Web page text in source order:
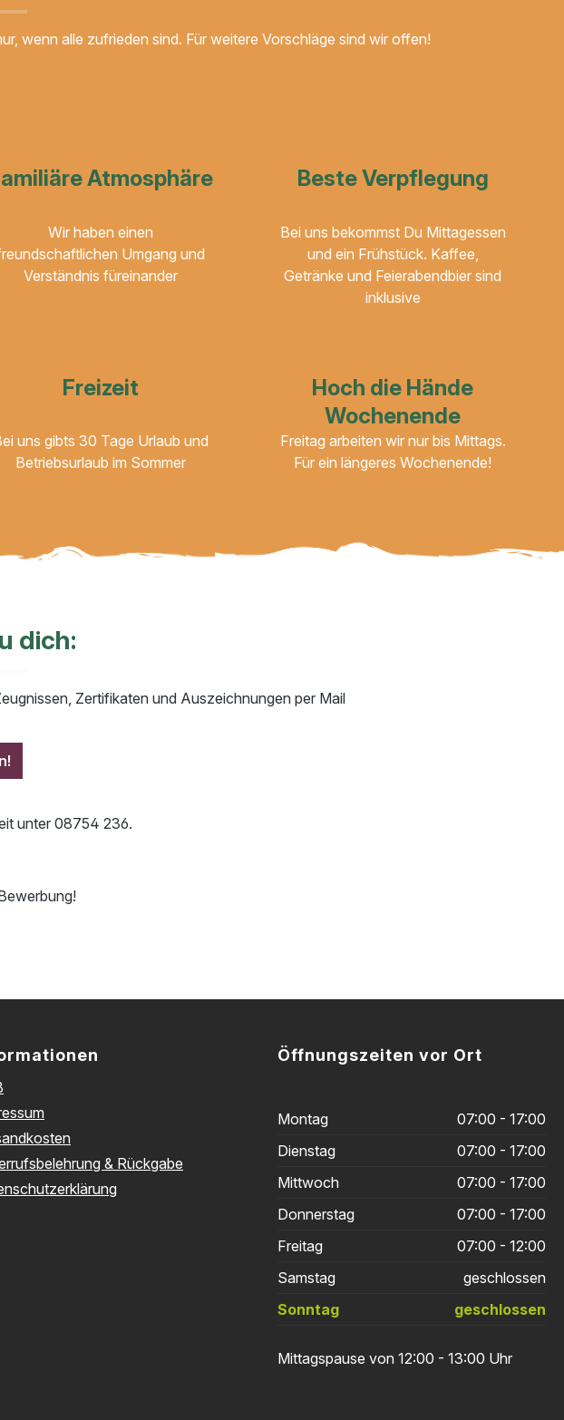
wenn alle zufrieden sind. Für weitere Vorschläge sind wir offen!
Atmosphäre
Wir haben einen
Umgang und
Verständnis füreinander
Beste Verpflegung
Bei uns bekommst Du Mittagessen
und ein Frühstück. Kaffee,
Getränke und Feierabendbier sind
inklusive
Freizeit
uns gibts 30 Tage Urlaub und
Betriebsurlaub im Sommer
Hoch die Hände
Wochenende
Freitag arbeiten wir nur bis Mittags.
Für ein längeres Wochenende!
dich:
Zertifikaten und Auszeichnungen per Mail
unter 08754 236.
& Rückgabe
Öffnungszeiten vor Ort
Montag
07:00 - 17:00
Dienstag
07:00 - 17:00
Mittwoch
07:00 - 17:00
Donnerstag
07:00 - 17:00
Freitag
07:00 - 12:00
Samstag
geschlossen
Sonntag
geschlossen
Mittagspause von 12:00 - 13:00 Uhr